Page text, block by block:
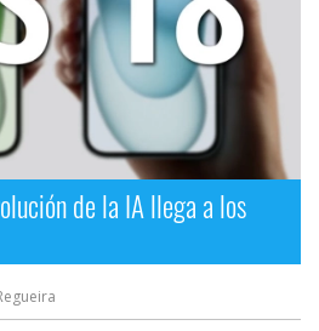
de la IA llega a los